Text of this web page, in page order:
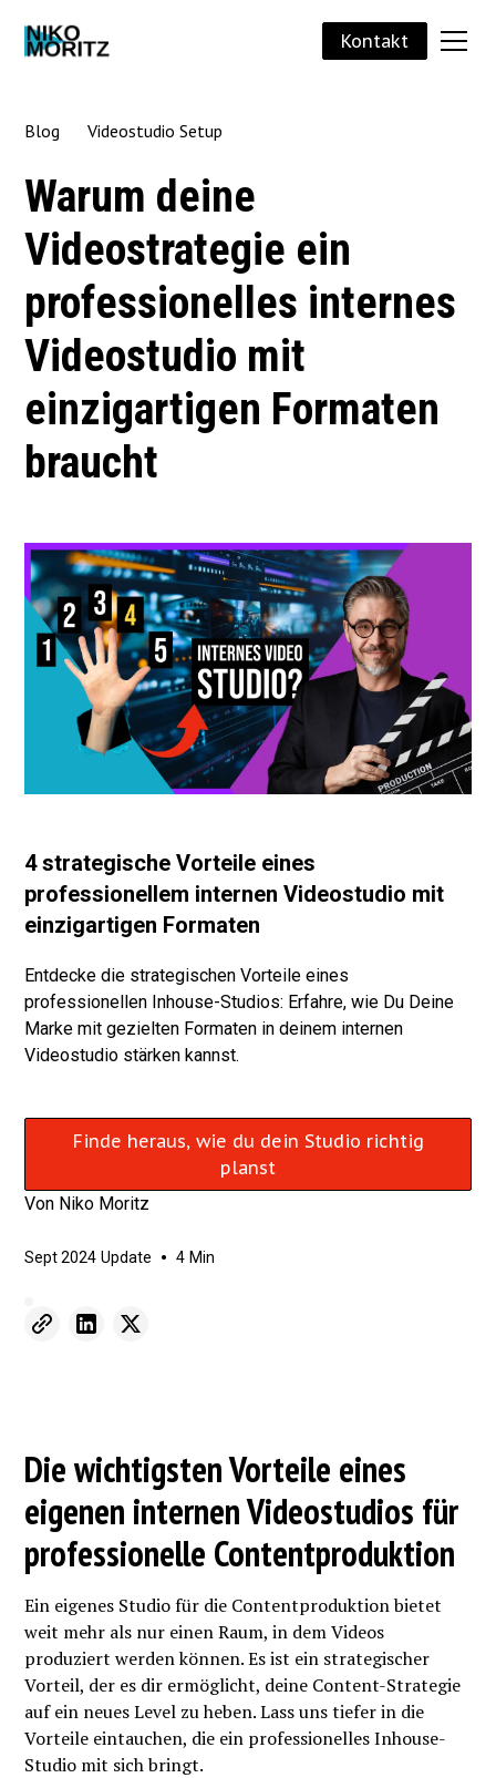
Kontakt
Blog Videostudio Setup
Warum deine
Videostrategie ein
professionelles internes
Videostudio mit
einzigartigen Formaten
braucht
4 strategische Vorteile eines
professionellem internen Videostudio mit
einzigartigen Formaten
Entdecke die strategischen Vorteile eines
professionellen Inhouse-Studios: Erfahre, wie Du Deine
Marke mit gezielten Formaten in deinem internen
Videostudio stärken kannst.
Finde heraus, wie du dein Studio richtig
planst
Von Niko Moritz
Sept 2024 Update • 4 Min
Die wichtigsten Vorteile eines
eigenen internen Videostudios für
professionelle Contentproduktion
Ein eigenes Studio für die Contentproduktion bietet
weit mehr als nur einen Raum, in dem Videos
produziert werden können. Es ist ein strategischer
Vorteil, der es dir ermöglicht, deine Content-Strategie
auf ein neues Level zu heben. Lass uns tiefer in die
Vorteile eintauchen, die ein professionelles Inhouse-
Studio mit sich bringt.